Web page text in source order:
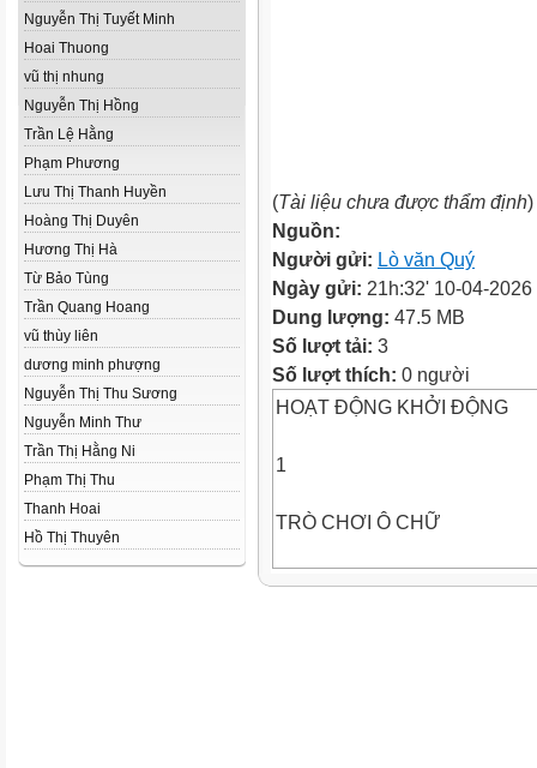
Nguyễn Thị Tuyết Minh
Hoai Thuong
vũ thị nhung
Nguyễn Thị Hồng
Trần Lệ Hằng
Phạm Phương
Lưu Thị Thanh Huyền
Hoàng Thị Duyên
Hương Thị Hà
Từ Bảo Tùng
Trần Quang Hoang
vũ thùy liên
dương minh phượng
Nguyễn Thị Thu Sương
Nguyễn Minh Thư
Trần Thị Hằng Ni
Phạm Thị Thu
Thanh Hoai
Hồ Thị Thuyên
(Tài liệu chưa được thẩm định)
Nguồn:
Người gửi: Lò văn Quý
Ngày gửi: 21h:32' 10-04-2026
Dung lượng: 47.5 MB
Số lượt tải: 3
Số lượt thích: 0 người
HOẠT ĐỘNG KHỞI ĐỘNG
1
TRÒ CHƠI Ô CHỮ